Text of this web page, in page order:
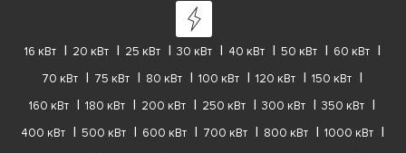
16 кВт 20 кВт 25 кВт 30 кВт 40 кВт 50 кВт
60 кВт
70 кВт
75 кВт 80 кВт 100 кВт 120 кВт
150 кВт
160 кВт
180 кВт 200 кВт 250 кВт 300 кВт
350 кВт
400 кВт
500 кВт 600 кВт 700 кВт 800 кВт
1000 кВт